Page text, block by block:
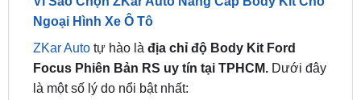
Bản RS lựa chọn khi muôn nâng cấp ngoại hình
cho XẾ YÊU của mình tại ZKar Auto.
Vì Sao Chọn ZKar Auto Nâng Cấp Body Kit Cho
Ngoại Hình Xe Ô Tô